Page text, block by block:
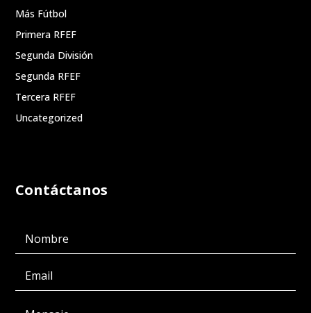
Más Fútbol
Primera RFEF
Segunda División
Segunda RFEF
Tercera RFEF
Uncategorized
Contáctanos